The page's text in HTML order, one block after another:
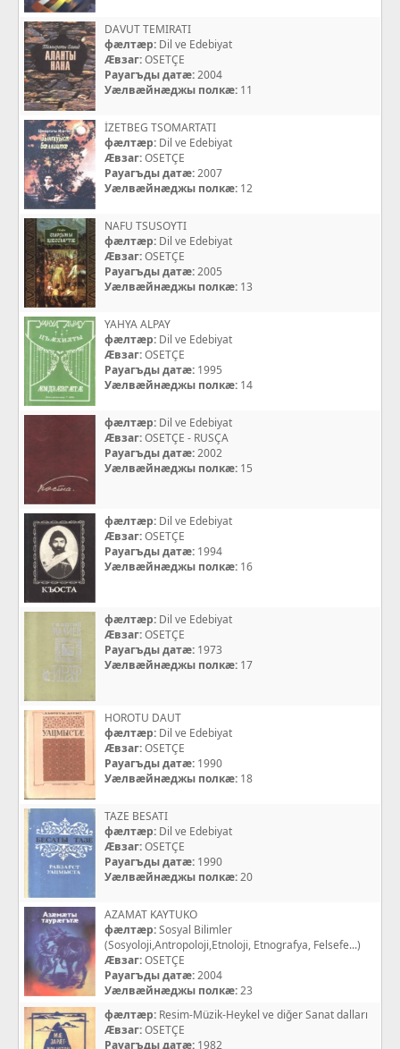
DAVUT TEMIRATI
фæлтæр: Dil ve Edebiyat
Æвзаг:OSETÇE
Рауагъды датæ:2004
Уæлвæйнæджы полкæ: 11
İZETBEG TSOMARTATI
фæлтæр: Dil ve Edebiyat
Æвзаг:OSETÇE
Рауагъды датæ:2007
Уæлвæйнæджы полкæ: 12
NAFU TSUSOYTI
фæлтæр: Dil ve Edebiyat
Æвзаг:OSETÇE
Рауагъды датæ:2005
Уæлвæйнæджы полкæ: 13
YAHYA ALPAY
фæлтæр: Dil ve Edebiyat
Æвзаг:OSETÇE
Рауагъды датæ: 1995
Уæлвæйнæджы полкæ: 14
фæлтæр: Dil ve Edebiyat
Æвзаг:OSETÇE - RUSÇA
Рауагъды датæ:2002
Уæлвæйнæджы полкæ: 15
фæлтæр: Dil ve Edebiyat
Æвзаг:OSETÇE
Рауагъды датæ: 1994
Уæлвæйнæджы полкæ: 16
фæлтæр: Dil ve Edebiyat
Æвзаг:OSETÇE
Рауагъды датæ: 1973
Уæлвæйнæджы полкæ: 17
HOROTU DAUT
фæлтæр: Dil ve Edebiyat
Æвзаг:OSETÇE
Рауагъды датæ: 1990
Уæлвæйнæджы полкæ: 18
TAZE BESATI
фæлтæр: Dil ve Edebiyat
Æвзаг:OSETÇE
Рауагъды датæ: 1990
Уæлвæйнæджы полкæ:20
AZAMAT KAYTUKO
фæлтæр:Sosyal Bilimler
(Sosyoloji,Antropoloji,Etnoloji, Etnografya, Felsefe...)
Æвзаг:OSETÇE
Рауагъды датæ:2004
Уæлвæйнæджы полкæ:23
фæлтæр: Resim-Müzik-Heykel ve diğer Sanat dalları
Æвзаг:OSETÇE
Рауагъды датæ: 1982